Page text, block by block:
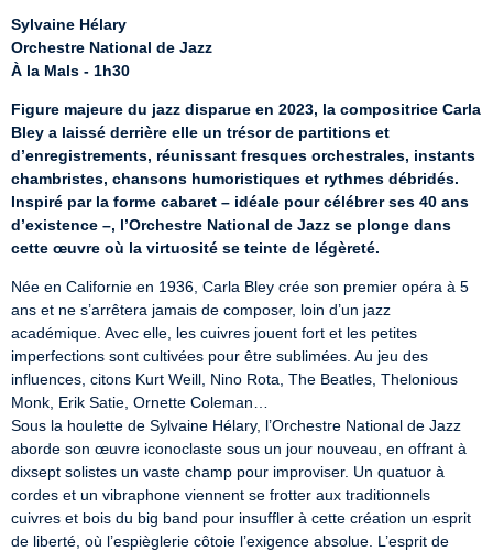
Sylvaine Hélary
Orchestre National de Jazz
À la Mals - 1h30
Figure majeure du jazz disparue en 2023, la compositrice Carla
Bley a laissé derrière elle un trésor de partitions et
d’enregistrements, réunissant fresques orchestrales, instants
chambristes, chansons humoristiques et rythmes débridés.
Inspiré par la forme cabaret – idéale pour célébrer ses 40 ans
d’existence –, l’Orchestre National de Jazz se plonge dans
cette œuvre où la virtuosité se teinte de légèreté.
Née en Californie en 1936, Carla Bley crée son premier opéra à 5
ans et ne s’arrêtera jamais de composer, loin d’un jazz
académique. Avec elle, les cuivres jouent fort et les petites
imperfections sont cultivées pour être sublimées. Au jeu des
influences, citons Kurt Weill, Nino Rota, The Beatles, Thelonious
Monk, Erik Satie, Ornette Coleman…
Sous la houlette de Sylvaine Hélary, l’Orchestre National de Jazz
aborde son œuvre iconoclaste sous un jour nouveau, en offrant à
dixsept solistes un vaste champ pour improviser. Un quatuor à
cordes et un vibraphone viennent se frotter aux traditionnels
cuivres et bois du big band pour insuffler à cette création un esprit
de liberté, où l’espièglerie côtoie l’exigence absolue. L’esprit de